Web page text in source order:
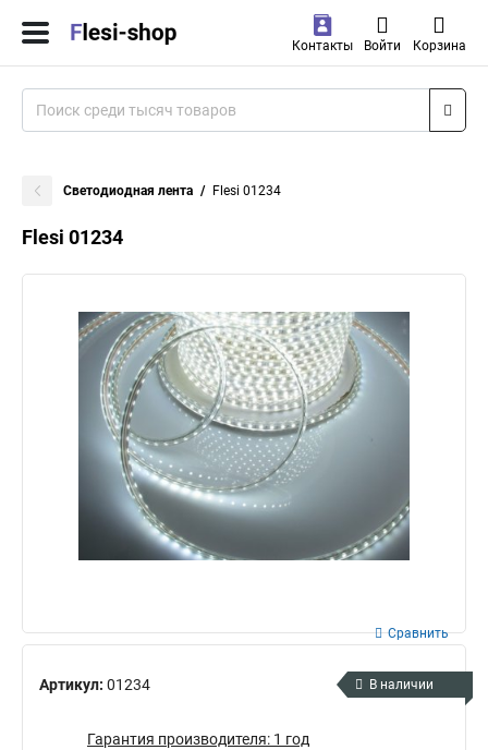
Контакты Войти Корзина
Светодиодная лента Flesi 01234
Flesi 01234
Артикул: 01234
Сравнить
В наличии
Гарантия производителя: 1 год